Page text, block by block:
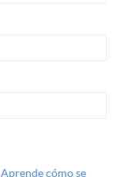
Aprende cómo se